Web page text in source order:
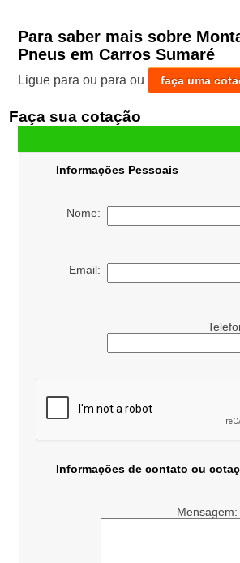
Para saber mais sobre
Pneus em Carros Sumaré
Ligue para ou para ou faça uma
Faça sua cotação
Informações Pessoais
Nome:
Email:
Informações de contato ou
Mensagem: